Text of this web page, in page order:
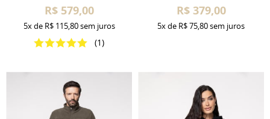
R$ 579,00
(1)
5xde R$ 115,80sem juros
R$ 379,00
5xde R$ 75,80sem juros